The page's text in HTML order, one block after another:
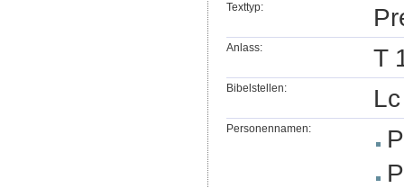
Texttyp:
Anlass: T
Bibelstellen:
Personennamen: